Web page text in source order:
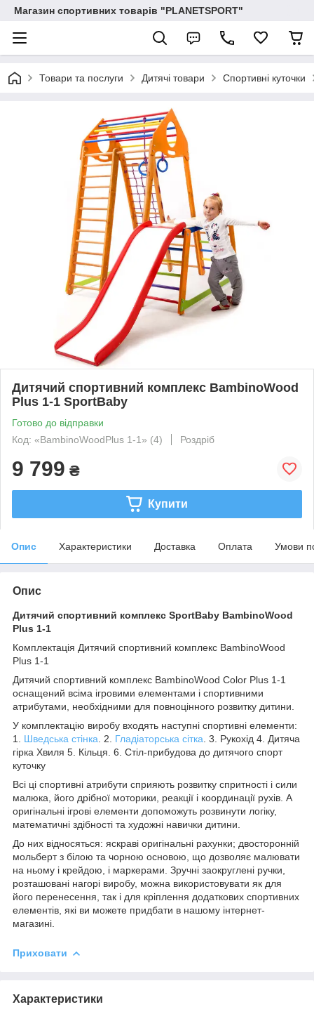
Магазин спортивних товарів "PLANETSPORT"
Товари та послуги Дитячі товари Спортивні куточки
Дитячий спортивний комплекс BambinoWood
Plus 1-1 SportBaby
Готово до відправки
Код: «BambinoWoodPlus 1-1» (4)
Роздріб
9 799 ₴
Купити
Опис Характеристики Доставка Оплата Умови
Опис
Дитячий спортивний комплекс SportBaby BambinoWood
Plus 1-1
Комплектація Дитячий спортивний комплекс BambinoWood
Plus 1-1
Дитячий спортивний комплекс BambinoWood Color Plus 1-1
оснащений всіма ігровими елементами і спортивними
атрибутами, необхідними для повноцінного розвитку дитини.
У комплектацію виробу входять наступні спортивні елементи:
1. Шведська стінка . 2. Гладіаторська сітка . 3. Рукохід 4. Дитяча
гірка Хвиля 5. Кільця. 6. Стіл-прибудова до дитячого спорт
куточку
Всі ці спортивні атрибути сприяють розвитку спритності і сили
малюка, його дрібної моторики, реакції і координації рухів. А
оригінальні ігрові елементи допоможуть розвинути логіку,
математичні здібності та художні навички дитини.
До них відносяться: яскраві оригінальні рахунки; двосторонній
мольберт з білою та чорною основою, що дозволяє малювати
на ньому і крейдою, і маркерами. Зручні заокруглені ручки,
розташовані нагорі виробу, можна використовувати як для
його перенесення, так і для кріплення додаткових спортивних
елементів, які ви можете придбати в нашому інтернет-
магазині.
Приховати
Характеристики